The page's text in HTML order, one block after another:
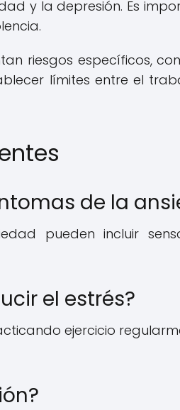
y la depresión. Es
riesgos específicos,
límites entre el
de la
pueden incluir
el estrés?
ejercicio